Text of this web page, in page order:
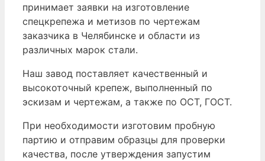
принимает заявки на изготовление
спецкрепежа и метизов по чертежам
заказчика в Челябинске и области из
различных марок стали.
Наш завод поставляет качественный и
высокоточный крепеж, выполненный по
эскизам и чертежам, а также по ОСТ, ГОСТ.
При необходимости изготовим пробную
партию и отправим образцы для проверки
качества, после утверждения запустим